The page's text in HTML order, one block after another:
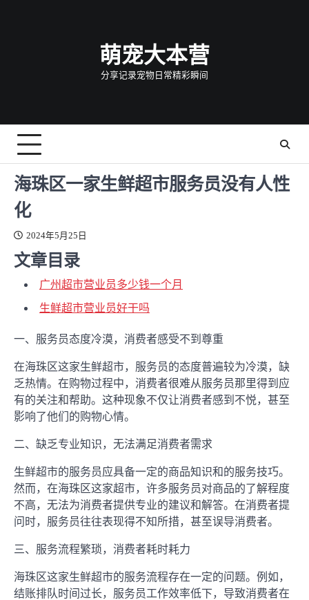
萌宠大本营
分享记录宠物日常精彩瞬间
海珠区一家生鲜超市服务员没有人性
化
2024年5月25日
文章目录
广州超市营业员多少钱一个月
生鲜超市营业员好干吗
一、服务员态度冷漠，消费者感受不到尊重
在海珠区这家生鲜超市，服务员的态度普遍较为冷漠，缺
乏热情。在购物过程中，消费者很难从服务员那里得到应
有的关注和帮助。这种现象不仅让消费者感到不悦，甚至
影响了他们的购物心情。
二、缺乏专业知识，无法满足消费者需求
生鲜超市的服务员应具备一定的商品知识和的服务技巧。
然而，在海珠区这家超市，许多服务员对商品的了解程度
不高，无法为消费者提供专业的建议和解答。在消费者提
问时，服务员往往表现得不知所措，甚至误导消费者。
三、服务流程繁琐，消费者耗时耗力
海珠区这家生鲜超市的服务流程存在一定的问题。例如，
结账排队时间过长，服务员工作效率低下，导致消费者在